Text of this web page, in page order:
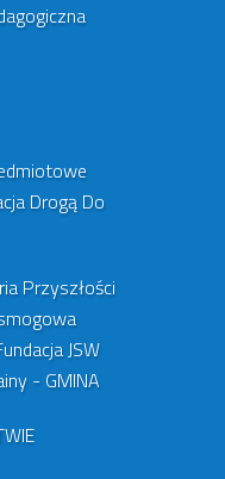
Drogą Do
Przyszłości
JSW
- GMINA